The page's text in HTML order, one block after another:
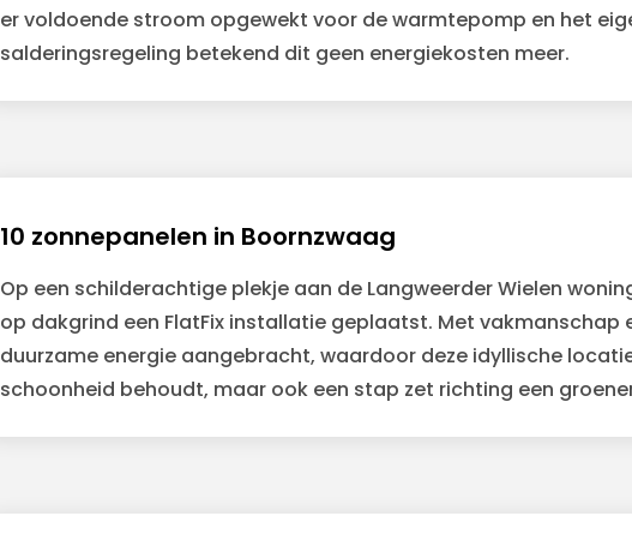
er voldoende stroom opgewekt voor de warmtepomp en het
salderingsregeling betekend dit geen energiekosten meer.
10 zonnepanelen in Boornzwaag
Op een schilderachtige plekje aan de Langweerder Wielen
op dakgrind een FlatFix installatie geplaatst. Met vakmanschap
duurzame energie aangebracht, waardoor deze idyllische
schoonheid behoudt, maar ook een stap zet richting een